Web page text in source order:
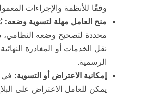
وفقًا للأنظمة والإجراءات
منح العامل مهلة لتسوية وضعه:
محددة لتصحيح وضعه
نقل الخدمات أو المغادرة
الرسمية.
إمكانية الاعتراض أو التسوية: في
يمكن للعامل الاعتراض على